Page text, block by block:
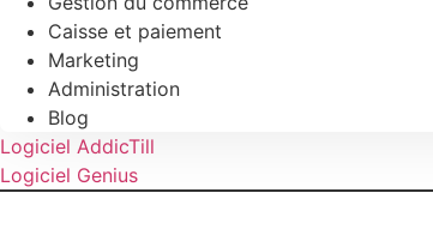
Caisse et paiement
Marketing
Administration
Blog
Logiciel AddicTill
Logiciel Genius